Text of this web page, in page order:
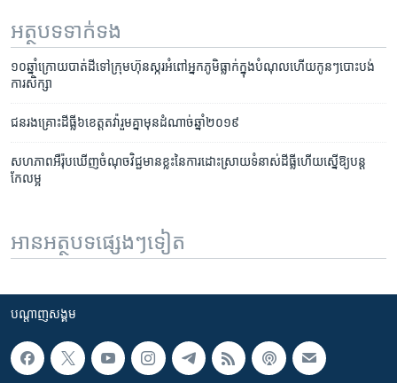
អត្ថបទ​ទាក់ទង
១០​ឆ្នាំ​ក្រោយ​បាត់​ដី​ទៅ​ក្រុមហ៊ុន​ស្ករអំពៅ​អ្នក​ភូមិ​ធ្លាក់​ក្នុង​បំណុល​ហើយ​​កូនៗ​បោះបង់​
ការ​សិក្សា
ជនរងគ្រោះ​ដី​ធ្លី​៦​ខេត្ត​តវ៉ា​រួមគ្នា​មុន​ដំណាច់​ឆ្នាំ​២០១៩
សហភាព​អឺរ៉ុប​ឃើញ​ចំណុច​វិជ្ជមាន​ខ្លះ​នៃ​ការដោះស្រាយ​ទំនាស់​ដីធ្លី​ហើយ​ស្នើ​ឱ្យ​បន្ត​
កែលម្អ
អានអត្ថបទផ្សេងៗទៀត
បណ្តាញ​សង្គម